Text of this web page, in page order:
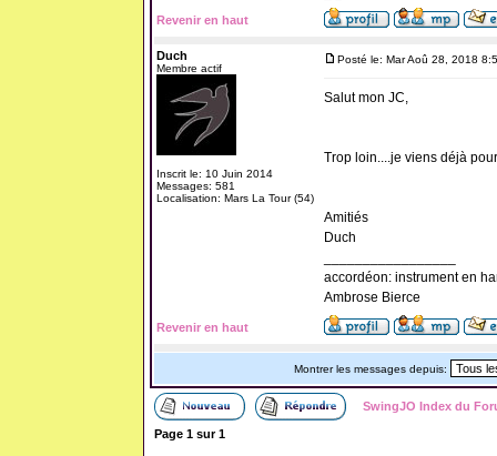
Revenir en haut
Duch
Membre actif
Inscrit le: 10 Juin 2014
Messages: 581
Localisation: Mars La Tour (54)
Posté le: Mar Aoû 28, 2018
Salut mon JC,
Trop loin....je viens déjà
Amitiés
Duch
accordéon: instrument en
Ambrose Bierce
Revenir en haut
Montrer les messages depuis:
SwingJO Index du
Page 1sur1